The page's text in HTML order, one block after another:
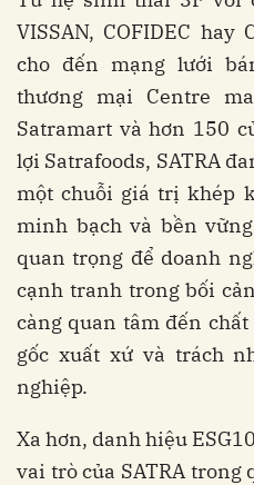
VISSAN, COFIDEC
cho đến mạng lưới
thương mại Centre
Satramart và hơn 150
lợi Satrafoods, SATRA
một chuỗi giá trị khép
minh bạch và bền
quan trọng để doanh
cạnh tranh trong bối
càng quan tâm đến
gốc xuất xứ và trách
nghiệp.
Xa hơn, danh hiệu
vai trò của SATRA